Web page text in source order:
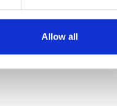
Allow all